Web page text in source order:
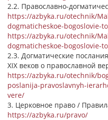
2.2. Православно-
https://azbyka.ru/otechnik/
dogmaticheskoe-bogoslovie-
https://azbyka.ru/otechnik/
dogmaticheskoe-bogoslovie-
2.3. Догматические
XIX веков о православной
https://azbyka.ru/otechnik/
poslanija-pravoslavnyh-
vere/
3. Церковное право /
https://azbyka.ru/pravo/